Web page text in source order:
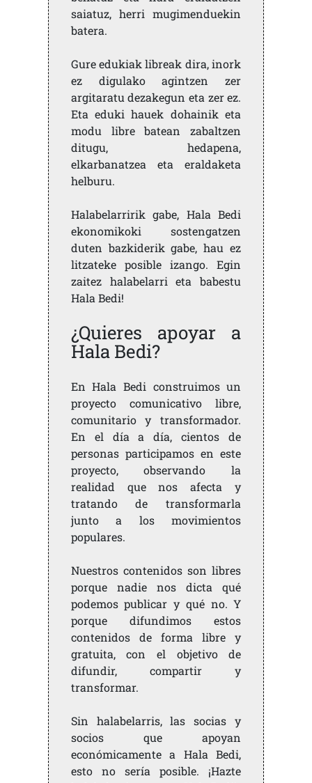
saiatuz, herri mugimenduekin
batera.
Gure edukiak libreak dira, inork
ez digulako agintzen zer
argitaratu dezakegun eta zer ez.
Eta eduki hauek dohainik eta
modu libre batean zabaltzen
ditugu, hedapena,
elkarbanatzea eta eraldaketa
helburu.
Halabelarririk gabe, Hala Bedi
ekonomikoki sostengatzen
duten bazkiderik gabe, hau ez
litzateke posible izango. Egin
zaitez halabelarri eta babestu
Hala Bedi!
¿Quieres apoyar a
Hala Bedi?
En Hala Bedi construimos un
proyecto comunicativo libre,
comunitario y transformador.
En el día a día, cientos de
personas participamos en este
proyecto, observando la
realidad que nos afecta y
tratando de transformarla
junto a los movimientos
populares.
Nuestros contenidos son libres
porque nadie nos dicta qué
podemos publicar y qué no. Y
porque difundimos estos
contenidos de forma libre y
gratuita, con el objetivo de
difundir, compartir y
transformar.
Sin halabelarris, las socias y
socios que apoyan
económicamente a Hala Bedi,
esto no sería posible. ¡Hazte